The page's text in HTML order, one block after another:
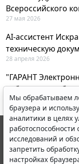
Всероссийского
27 мая 2026
AI-ассистент
техническую
28 апреля 2026
"ГАРАНТ
вебинар по
23 апреля 2026
Мы обрабатываем
браузера и
аналитики в целях
работоспособности
исследований и
запретить
настройках
© ООО "НПП
выпускается с 1990
являются